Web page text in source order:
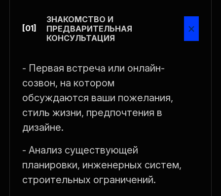
[01]
ЗНАКОМСТВО И
ПРЕДВАРИТЕЛЬНАЯ
КОНСУЛЬТАЦИЯ
×
- Первая встреча или онлайн-
созвон, на котором
обсуждаются ваши пожелания,
стиль жизни, предпочтения в
дизайне.
- Анализ существующей
планировки, инженерных систем,
строительных ограничений.